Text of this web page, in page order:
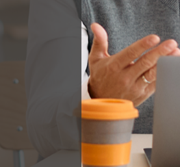
22.03.2024
Přečtěte si